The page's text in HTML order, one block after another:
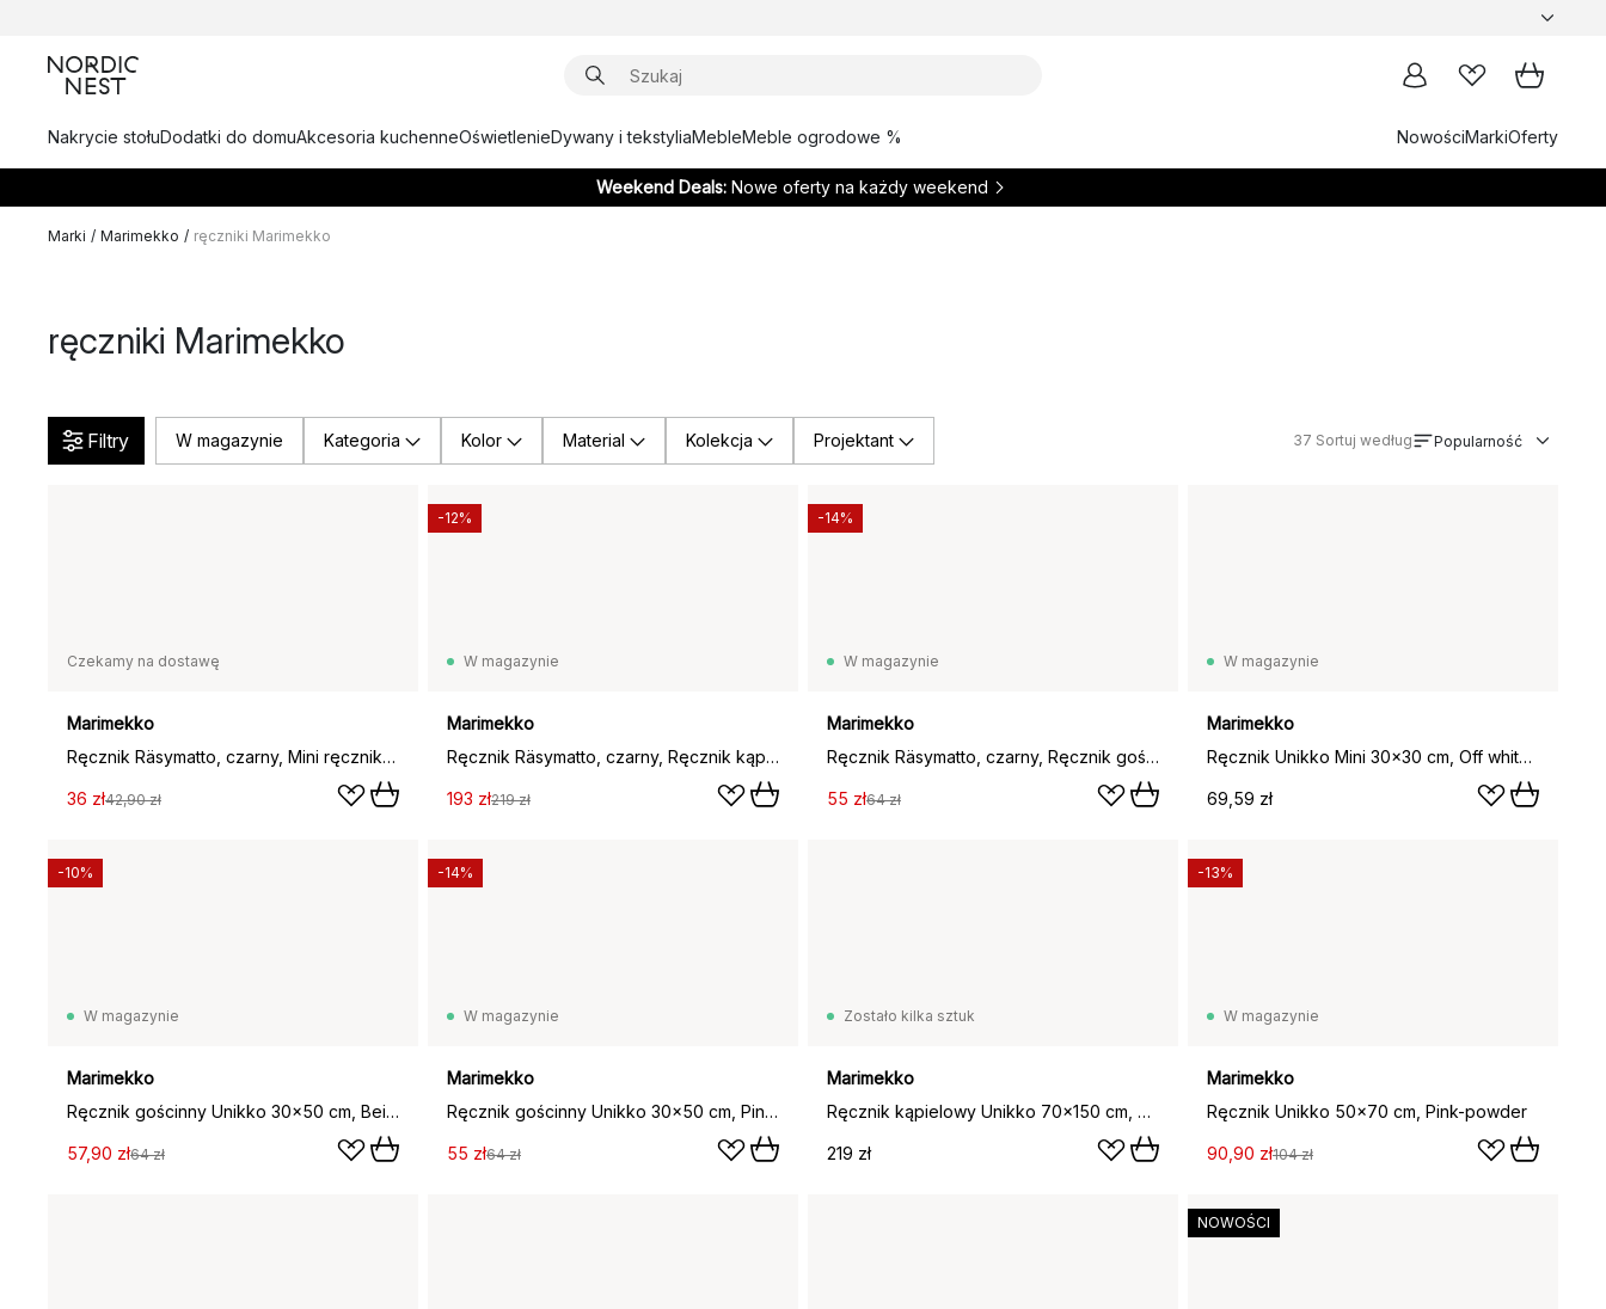
Nakrycie stołuDodatki do domuAkcesoria kuchenneOświetlenieDywany i tekstyliaMebleMeble ogrodowe % NowościMarkiOferty
Weekend Deals: Nowe oferty na każdy weekend
Marki / Marimekko / ręczniki Marimekko
ręczniki Marimekko
Filtry W magazynie Kategoria Kolor Material Kolekcja Projektant 37 Sortuj według Popularność
Czekamy na dostawę
Marimekko
Ręcznik Räsymatto, czarny, Mini ręcznik 30x30 cm
36 zł42,90 zł
W magazynie
Marimekko
Ręcznik Räsymatto, czarny, Ręcznik kąpielowy 70x150 cm
193 zł219 zł
-12%
W magazynie
Marimekko
Ręcznik Räsymatto, czarny, Ręcznik gościnny 30x50 cm
55 zł64 zł
-14%
W magazynie
Marimekko
Ręcznik Unikko Mini 30x30 cm, Off white-len
69,59 zł
W magazynie
Marimekko
Ręcznik gościnny Unikko 30x50 cm, Beige-white
57,90 zł64 zł
-10%
W magazynie
Marimekko
Ręcznik gościnny Unikko 30x50 cm, Pink-powder
55 zł64 zł
-14%
Zostało kilka sztuk
Marimekko
Ręcznik kąpielowy Unikko 70x150 cm, Orange-pink
219 zł
W magazynie
Marimekko
Ręcznik Unikko 50x70 cm, Pink-powder
90,90 zł104 zł
-13%
NOWOŚCI